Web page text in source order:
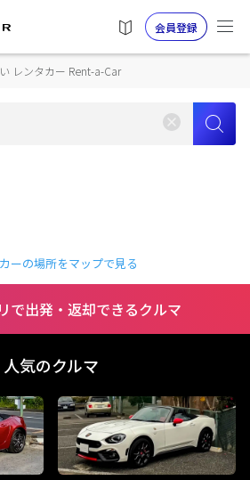
会員登録
レンタカー Rent-a-Car
ーの場所をマップで見る
で出発・返却できるクルマ
人気のクルマ